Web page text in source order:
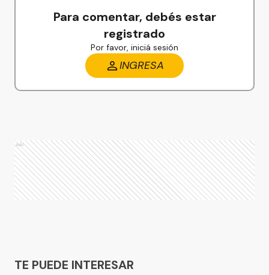
Para comentar, debés estar
registrado
Por favor, iniciá sesión
INGRESA
Ads
TE PUEDE INTERESAR